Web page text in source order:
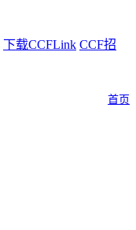
下载CCFLink CCF招
首页